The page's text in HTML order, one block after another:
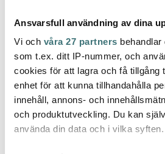
Ansvarsfull användning av dina
Vi och våra 27 partners behandlar
som t.ex. ditt IP-nummer, och
cookies för att lagra och få tillgång
enhet för att kunna tillhandahålla
innehåll, annons- och
och produktutveckling. Du kan
använda din data och i vilka syften.
Jonas
Jonas Måttsats i 4 delar
Rostfri
129 kr
Jonas
cm
49 kr